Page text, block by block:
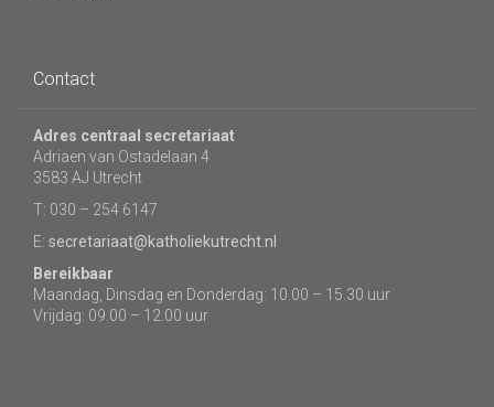
Contact
Adres centraal secretariaat
Adriaen van Ostadelaan 4
3583 AJ Utrecht
T: 030 – 254 6147
E: secretariaat@katholiekutrecht.nl
Bereikbaar
Maandag, Dinsdag en Donderdag: 10.00 – 15.30 uur
Vrijdag: 09.00 – 12.00 uur